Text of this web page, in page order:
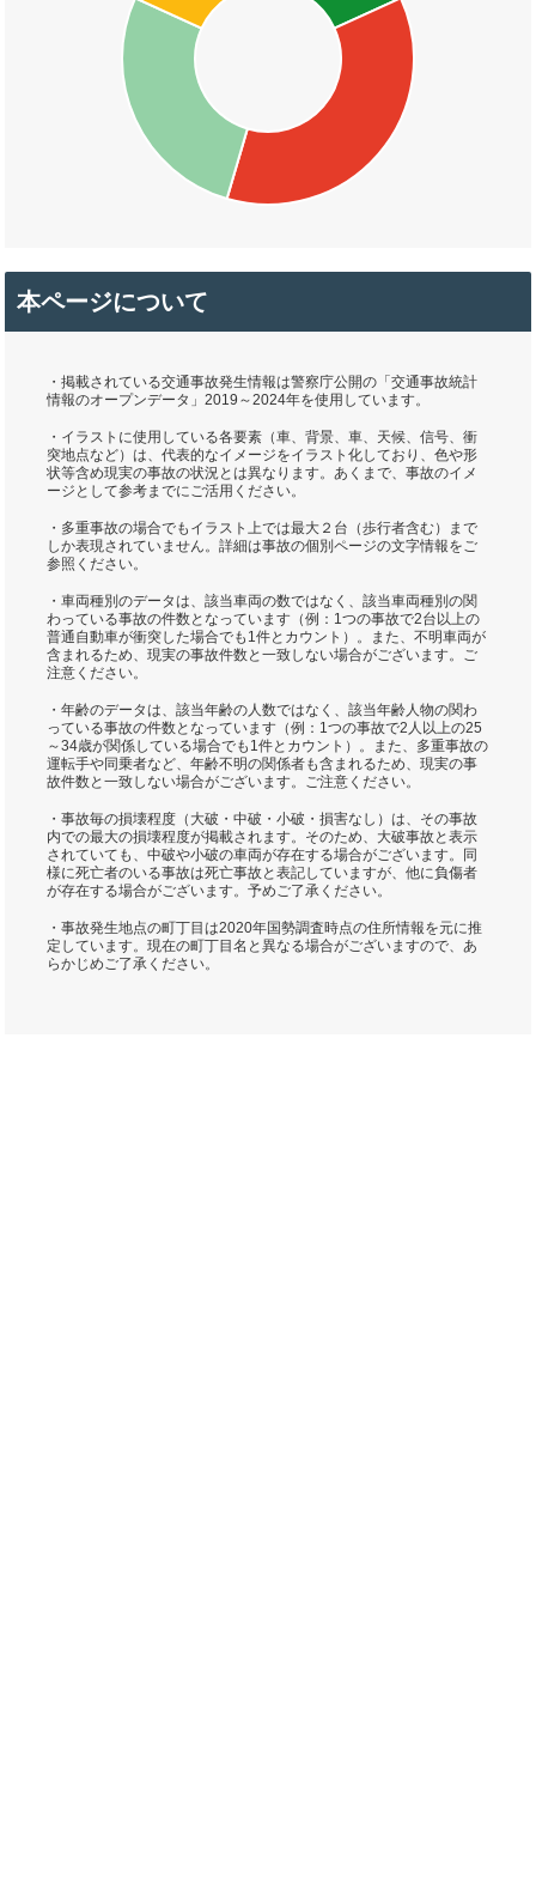
本ページについて
・掲載されている交通事故発生情報は警察庁公開の「交通事故統計
情報のオープンデータ」2019～2024年を使用しています。
・イラストに使用している各要素（車、背景、車、天候、信号、衝
突地点など）は、代表的なイメージをイラスト化しており、色や形
状等含め現実の事故の状況とは異なります。あくまで、事故のイメ
ージとして参考までにご活用ください。
・多重事故の場合でもイラスト上では最大２台（歩行者含む）まで
しか表現されていません。詳細は事故の個別ページの文字情報をご
参照ください。
・車両種別のデータは、該当車両の数ではなく、該当車両種別の関
わっている事故の件数となっています（例：1つの事故で2台以上の
普通自動車が衝突した場合でも1件とカウント）。また、不明車両が
含まれるため、現実の事故件数と一致しない場合がございます。ご
注意ください。
・年齢のデータは、該当年齢の人数ではなく、該当年齢人物の関わ
っている事故の件数となっています（例：1つの事故で2人以上の25
～34歳が関係している場合でも1件とカウント）。また、多重事故の
運転手や同乗者など、年齢不明の関係者も含まれるため、現実の事
故件数と一致しない場合がございます。ご注意ください。
・事故毎の損壊程度（大破・中破・小破・損害なし）は、その事故
内での最大の損壊程度が掲載されます。そのため、大破事故と表示
されていても、中破や小破の車両が存在する場合がございます。同
様に死亡者のいる事故は死亡事故と表記していますが、他に負傷者
が存在する場合がございます。予めご了承ください。
・事故発生地点の町丁目は2020年国勢調査時点の住所情報を元に推
定しています。現在の町丁目名と異なる場合がございますので、あ
らかじめご了承ください。